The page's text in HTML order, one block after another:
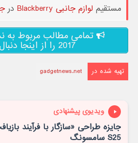
مستقیملوازم جانبی Blackberry در
2017 را از اینجا دنبال کنید
تهیه شده در gadgetnews.net
ویدیوی پیشنهادی
جایزه طراحی «سازگار با فرآیند
S25 سامسونگ